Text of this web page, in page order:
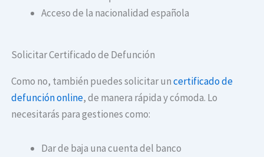
Acceso de la nacionalidad española
Solicitar Certificado de Defunción
Como no, también puedes solicitar uncertificado de
defunción online, de manera rápida y cómoda. Lo
necesitarás para gestiones como:
Dar de baja una cuenta del banco